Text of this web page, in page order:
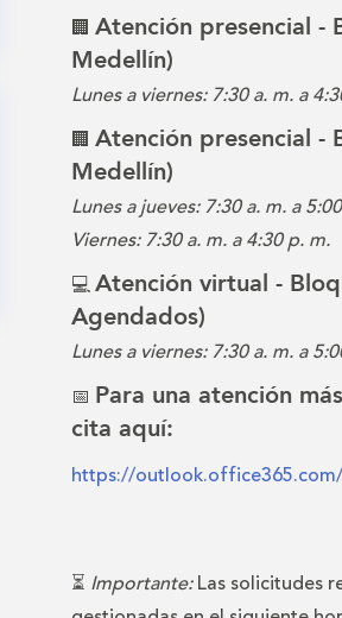
🏢 Atención presencial -
Medellín)
Lunes a viernes: 7:30 a. m. a
🏢 Atención presencial -
Medellín)
Lunes a jueves: 7:30 a. m. a
Viernes: 7:30 a. m. a 4:30 p. m.
💻Atención virtual -
Agendados)
Lunes a viernes: 7:30 a. m. a
📅 Para una atención
cita aquí:
https://
⏳ Importante:Las solicitudes